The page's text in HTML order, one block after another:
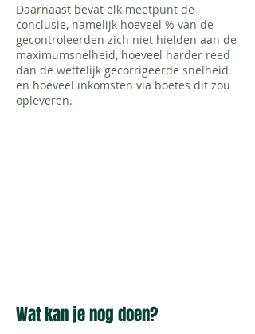
Daarnaast bevat elk meetpunt de
conclusie, namelijk hoeveel % van de
gecontroleerden zich niet hielden aan de
maximumsnelheid, hoeveel harder reed
dan de wettelijk gecorrigeerde snelheid
en hoeveel inkomsten via boetes dit zou
opleveren.
Wat kan je nog doen?